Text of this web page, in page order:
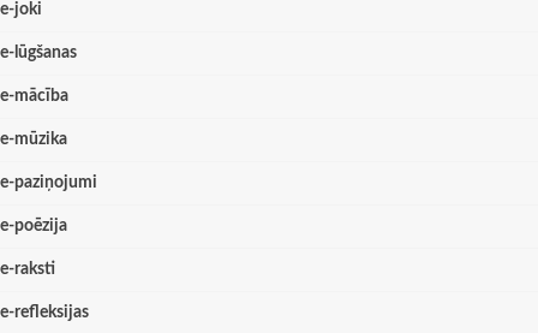
e-joki
e-lūgšanas
e-mācība
e-mūzika
e-paziņojumi
e-poēzija
e-raksti
e-refleksijas